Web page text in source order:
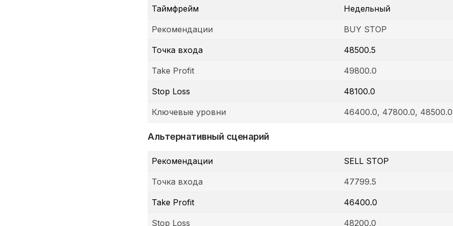
Таймфрейм Недельный
Рекомендации BUY STOP
Точка входа 48500.5
Take Profit 49800.0
Stop Loss 48100.0
Ключевые уровни 46400.0, 47800.0,
Альтернативный сценарий
Рекомендации SELL STOP
Точка входа 47799.5
Take Profit 46400.0
Stop Loss 48200.0